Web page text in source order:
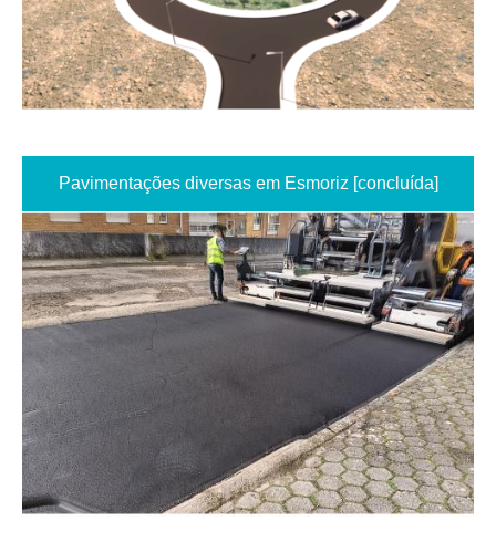
Pavimentações diversas em Esmoriz [concluída]